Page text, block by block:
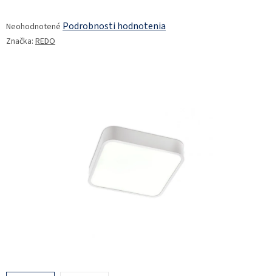
hodnotenie
produktu
Neohodnotené Podrobnosti hodnotenia
Značka: REDO